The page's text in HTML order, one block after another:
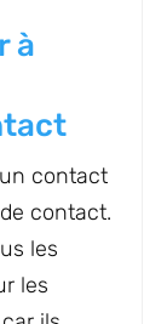
à
contact
contact.
les
les